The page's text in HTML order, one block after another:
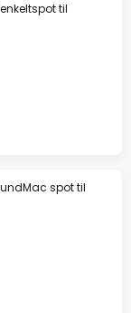
til
spot til